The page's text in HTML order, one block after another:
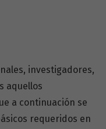
investigadores,
aquellos
a continuación se
requeridos en